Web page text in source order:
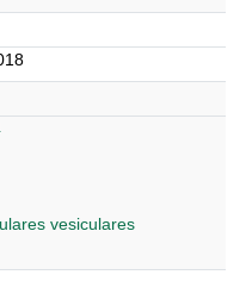
vesiculares